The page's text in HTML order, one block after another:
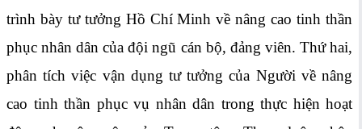
trình bày tư tưởng Hồ Chí Minh về nâng cao tinh thần
phục nhân dân của đội ngũ cán bộ, đảng viên. Thứ hai,
phân tích việc vận dụng tư tưởng của Người về nâng
cao tinh thần phục vụ nhân dân trong thực hiện hoạt